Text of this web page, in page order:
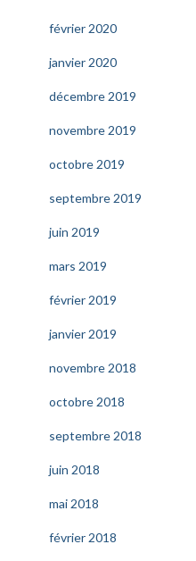
février 2020
janvier 2020
décembre 2019
novembre 2019
octobre 2019
septembre 2019
juin 2019
mars 2019
février 2019
janvier 2019
novembre 2018
octobre 2018
septembre 2018
juin 2018
mai 2018
février 2018